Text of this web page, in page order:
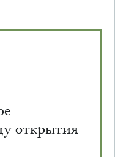
—
открытия